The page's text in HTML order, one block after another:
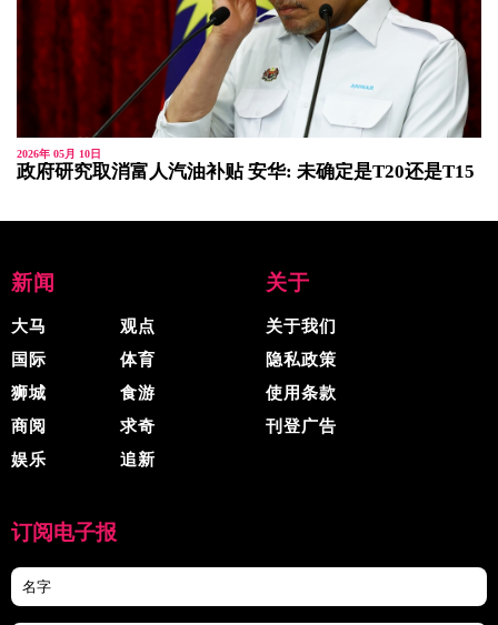
2026年 05月 10日
政府研究取消富人汽油补贴 安华: 未确定是T20还是T15
新闻
大马
国际
狮城
商阅
娱乐
观点
体育
食游
求奇
追新
关于
关于我们
隐私政策
使用条款
刊登广告
订阅电子报